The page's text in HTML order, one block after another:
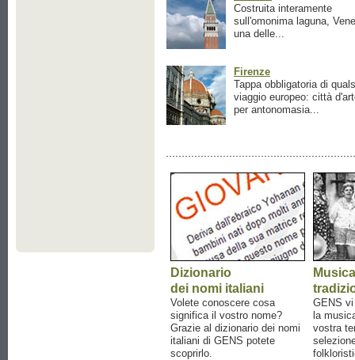
Costruita interamente
sull'omonima laguna,
una delle...
Firenze
Tappa obbligatoria di
viaggio europeo: città
per antonomasia...
Dizionario
dei nomi italiani
Volete conoscere cosa
significa il vostro nome?
Grazie al dizionario dei nomi
italiani di GENS potete
scoprirlo.
Musica
GENS
la
vostra